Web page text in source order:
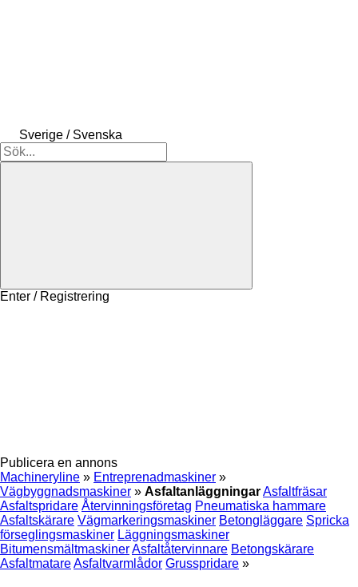
Sverige / Svenska
Enter / Registrering
Publicera en annons
Machineryline » Entreprenadmaskiner »
Vägbyggnadsmaskiner » AsfaltanläggningarAsfaltfräsar
Asfaltspridare Återvinningsföretag Pneumatiska hammare
Asfaltskärare Vägmarkeringsmaskiner Betongläggare Spricka
förseglingsmaskiner Läggningsmaskiner
BitumensmältmaskinerAsfaltåtervinnare Betongskärare
AsfaltmatareAsfaltvarmlådor Grusspridare »